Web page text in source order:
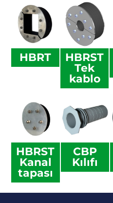
HBRT
HBRST
Tek
kablo
HBRST
Kanal
tapası
CBP
Kılıfı